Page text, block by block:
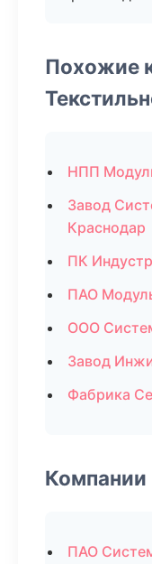
Похожие
НПП
Завод
Краснодар
ПК
ПАО
ООО
Завод
Фабрика
ПАО